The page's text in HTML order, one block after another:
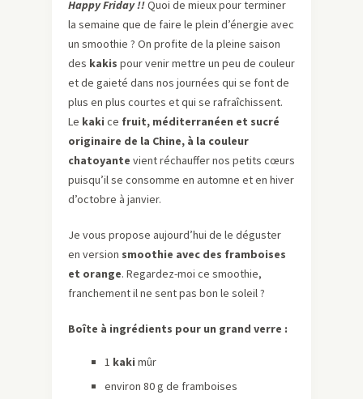
Happy Friday !!Quoi de mieux pour terminer
la semaine que de faire le plein d’énergie avec
un smoothie ? On profite de la pleine saison
des kakis pour venir mettre un peu de couleur
et de gaieté dans nos journées qui se font de
plus en plus courtes et qui se rafraîchissent.
Le kaki ce fruit, méditerranéen et sucré
originaire de la Chine, à la couleur
chatoyante vient réchauffer nos petits cœurs
puisqu’il se consomme en automne et en hiver
d’octobre à janvier.
Je vous propose aujourd’hui de le déguster
en version smoothie avec des framboises
et orange. Regardez-moi ce smoothie,
franchement il ne sent pas bon le soleil ?
Boîte à ingrédients pour un grand verre :
1 kaki mûr
environ 80 g de framboises